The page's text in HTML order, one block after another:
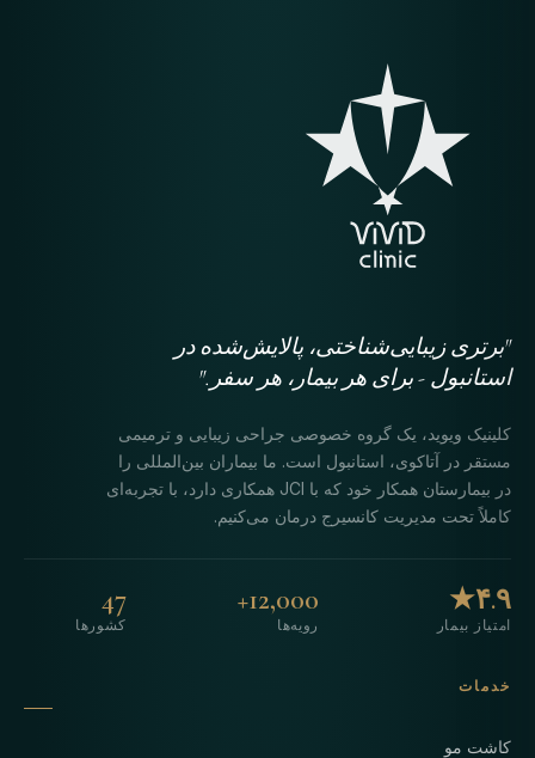
"برتری زیبایی‌شناختی، پالایش‌شده در
استانبول - برای هر بیمار، هر سفر."
کلینیک ویوید، یک گروه خصوصی جراحی زیبایی و ترمیمی
مستقر در آتاکوی، استانبول است. ما بیماران بین‌المللی را
در بیمارستان همکار خود که با JCI همکاری دارد، با تجربه‌ای
کاملاً تحت مدیریت کانسیرج درمان می‌کنیم.
۴.۹★
امتیاز بیمار
12,000+
رویه‌ها
47
کشورها
خدمات
کاشت مو